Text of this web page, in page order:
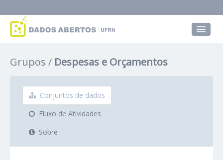
Grupos
Sobre
Grupos Despesas e Orçamentos
Conjuntos de dados
Fluxo de Atividades
Sobre